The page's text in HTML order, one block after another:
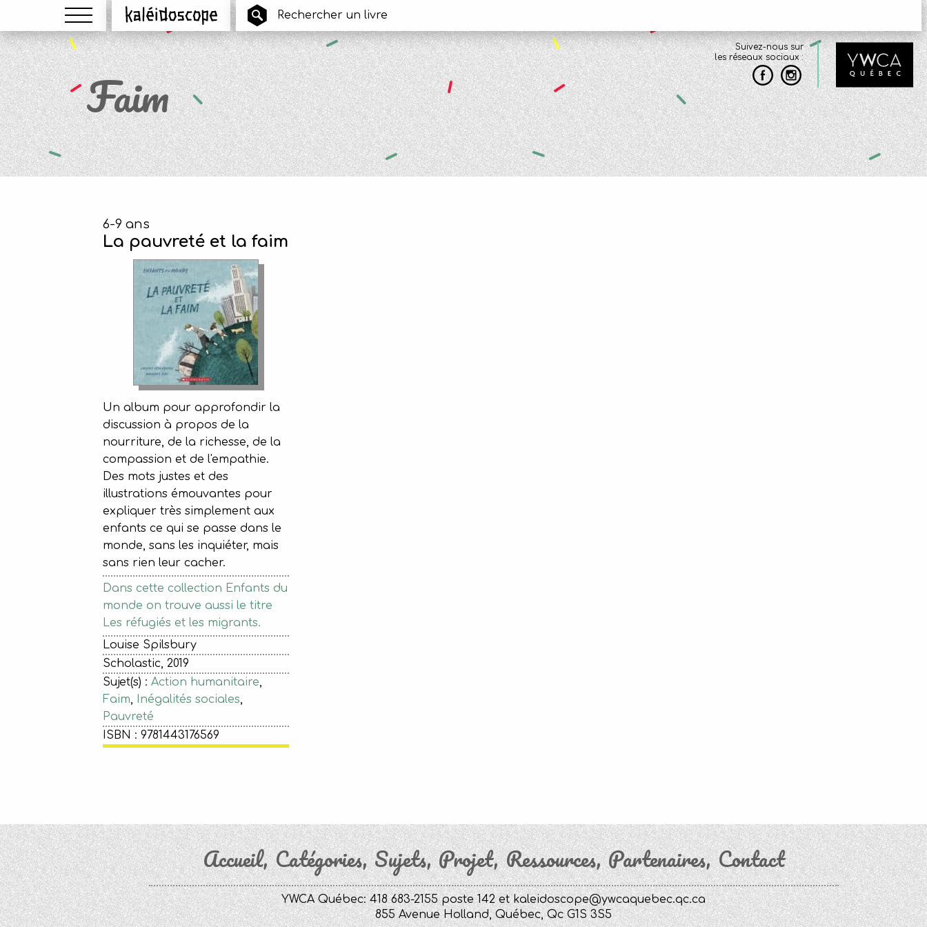
Menu Kaléidoscope
Suivez-nous sur
les réseaux sociaux :
Faim
6-9 ans
La pauvreté et la faim
Un album pour approfondir la
discussion à propos de la
nourriture, de la richesse, de la
compassion et de l'empathie.
Des mots justes et des
illustrations émouvantes pour
expliquer très simplement aux
enfants ce qui se passe dans le
monde, sans les inquiéter, mais
sans rien leur cacher.
Dans cette collection Enfants du
monde on trouve aussi le titre
Les réfugiés et les migrants.
Louise Spilsbury
Scholastic, 2019
Sujet(s) : Action humanitaire,
Faim, Inégalités sociales,
Pauvreté
ISBN : 9781443176569
Accueil Catégories Sujets Projet Ressources Partenaires Contact
YWCA Québec: 418 683-2155 poste 142 etkaleidoscope@ywcaquebec.qc.ca
855 Avenue Holland, Québec, Qc G1S 3S5